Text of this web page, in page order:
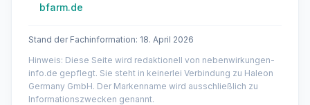
bfarm.de
Stand der Fachinformation: 18. April 2026
Hinweis: Diese Seite wird redaktionell von nebenwirkungen-
info.de gepflegt. Sie steht in keinerlei Verbindung zu Haleon
Germany GmbH. Der Markenname wird ausschließlich zu
Informationszwecken genannt.